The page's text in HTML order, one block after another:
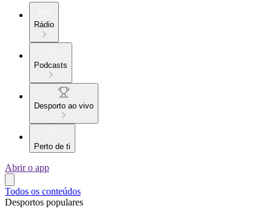
Rádio
Podcasts
Desporto ao vivo
Perto de ti
Abrir o app
Todos os conteúdos
Desportos populares